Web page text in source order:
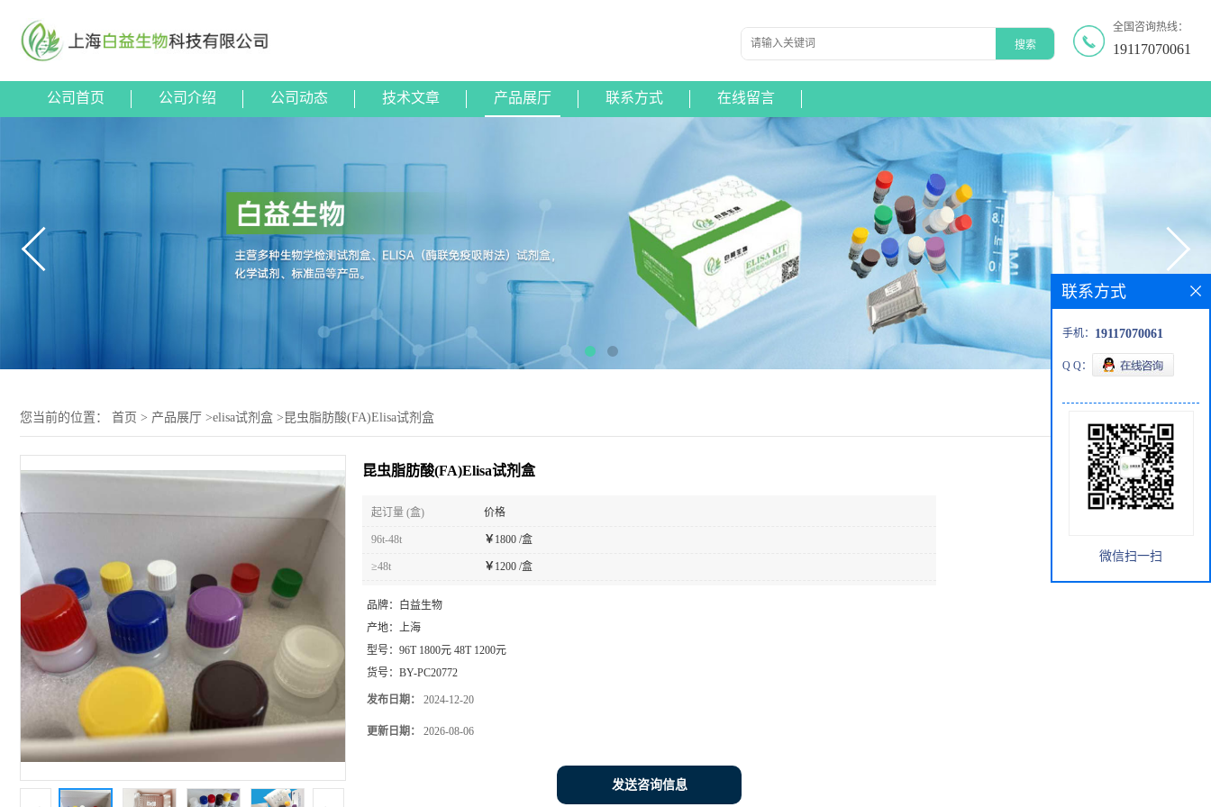
全国咨询热线：
19117070061
公司首页 公司介绍 公司动态 技术文章 产品展厅 联系方式 在线留言
您当前的位置： 首页 > 产品展厅 >elisa试剂盒 > 昆虫脂肪酸(FA)Elisa试剂盒
昆虫脂肪酸(FA)Elisa试剂盒
起订量 (盒) 价格
96t-48t ￥ 1800 /盒
≥48t ￥ 1200 /盒
品牌：
白益生物
产地： 上海
型号： 96T 1800元 48T 1200元
货号： BY-PC20772
发布日期： 2024-12-20
更新日期： 2026-08-06
发送咨询信息
联系方式
手机： 19117070061
Q Q：
微信扫一扫